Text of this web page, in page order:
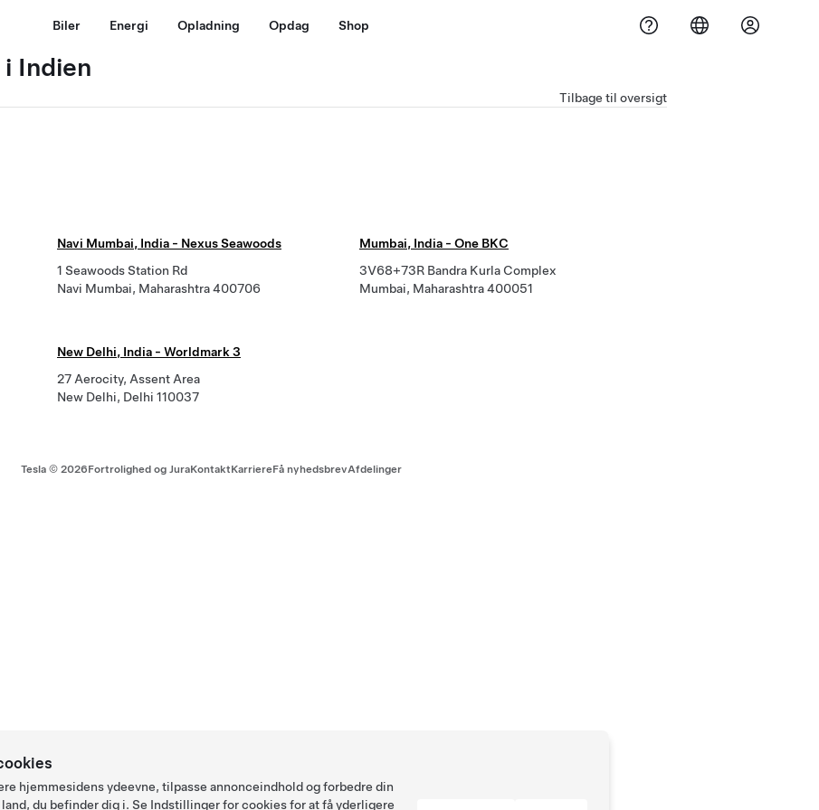
Biler Energi Opladning Opdag Shop
Indien
Tilbage til oversigt
Navi Mumbai, India - Nexus Seawoods
1 Seawoods Station Rd
Navi Mumbai, Maharashtra 400706
Mumbai, India - One BKC
3V68+73R Bandra Kurla Complex
Mumbai, Maharashtra 400051
New Delhi, India - Worldmark 3
27 Aerocity, Assent Area
New Delhi, Delhi 110037
Tesla © 2026Fortrolighed og JuraKontaktKarriereFå nyhedsbrevAfdelinger
hjemmesidens ydeevne, tilpasse annonceindhold og forbedre din
du befinder dig i. Se Indstillinger for cookiesfor at få yderligere